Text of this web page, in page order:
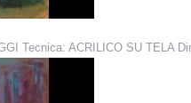
Tecnica: ACRILICO SU TELA